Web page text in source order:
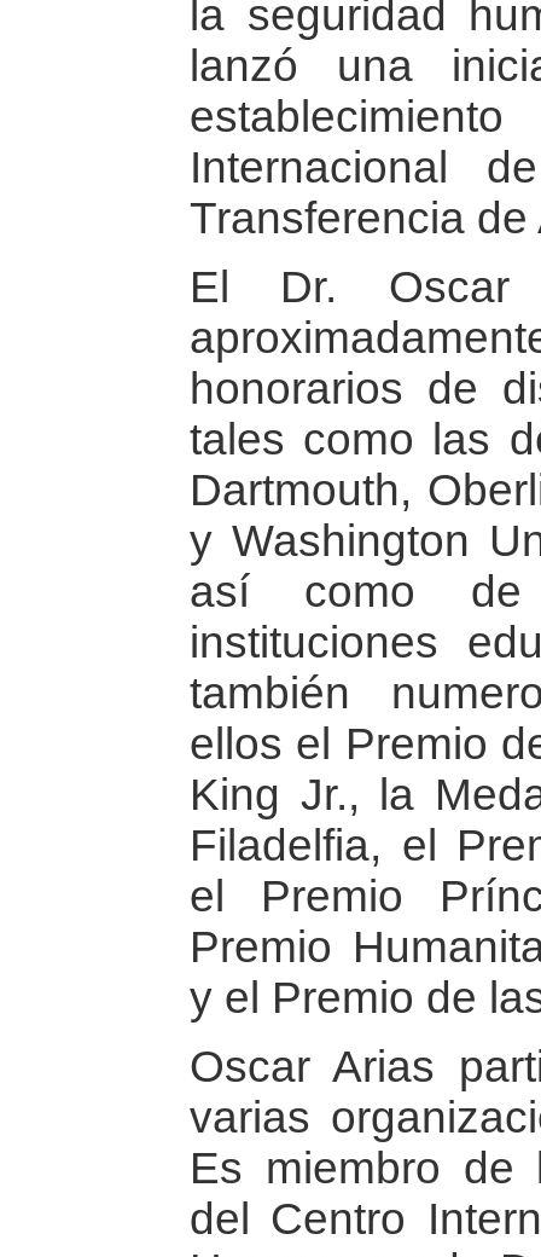
la seguridad
lanzó una
Internacional
Transferencia de
El Dr. Oscar
honorarios de
tales como las
Dartmouth,
y Washington
así como de
instituciones
también
ellos el Premio
King Jr., la
Filadelfia, el
el Premio
Premio
y el Premio de
Oscar Arias
varias
Es miembro de
del Centro